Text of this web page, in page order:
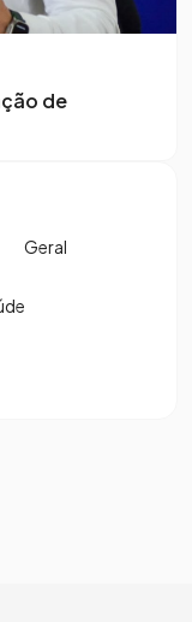
de
Geral